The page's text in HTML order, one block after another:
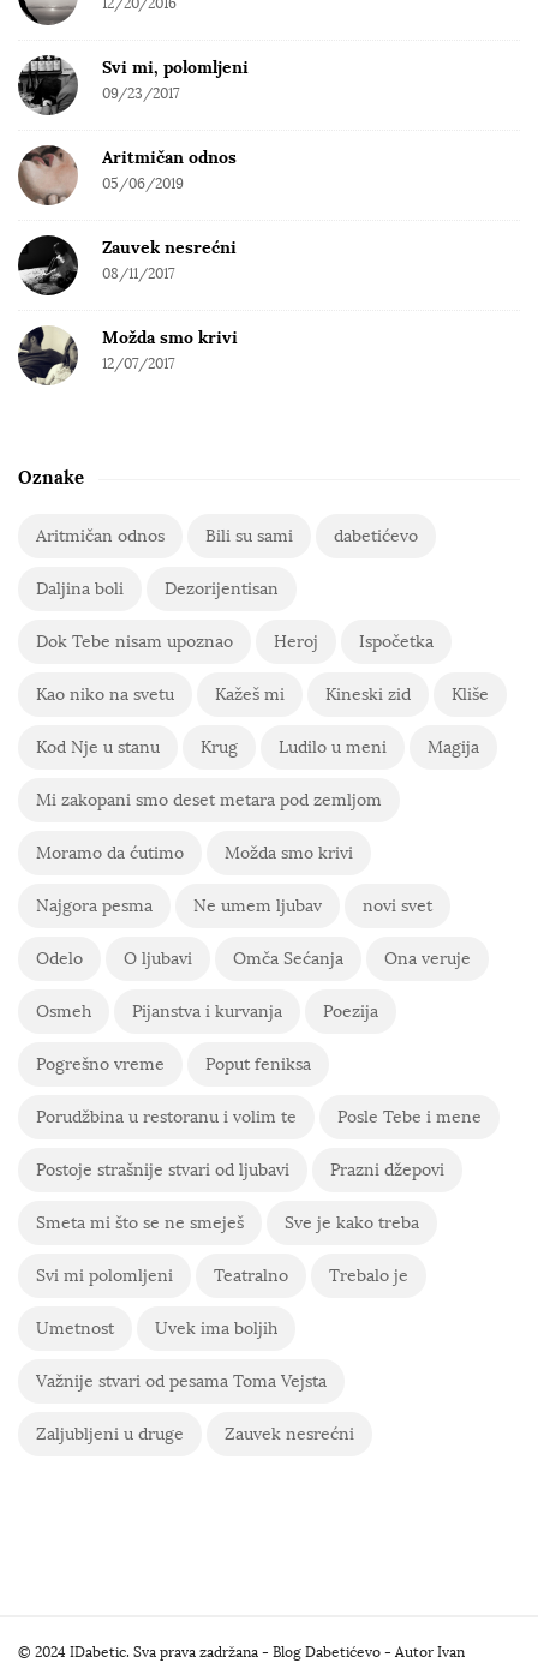
Svi mi, polomljeni
09/23/2017
Aritmičan odnos
05/06/2019
Zauvek nesrećni
08/11/2017
Možda smo krivi
12/07/2017
Oznake
Aritmičan odnos Bili su sami dabetićevo
Daljina boli Dezorijentisan
Dok Tebe nisam upoznao Heroj Ispočetka
Kao niko na svetu Kažeš mi Kineski zid Kliše
Kod Nje u stanu Krug Ludilo u meni Magija
Mi zakopani smo deset metara pod zemljom
Moramo da ćutimo Možda smo krivi
Najgora pesma Ne umem ljubav novi svet
Odelo O ljubavi Omča Sećanja Ona veruje
Osmeh Pijanstva i kurvanja Poezija
Pogrešno vreme Poput feniksa
Porudžbina u restoranu i volim te Posle Tebe i mene
Postoje strašnije stvari od ljubavi Prazni džepovi
Smeta mi što se ne smeješ Sve je kako treba
Svi mi polomljeni Teatralno Trebalo je
Umetnost Uvek ima boljih
Važnije stvari od pesama Toma Vejsta
Zaljubljeni u druge Zauvek nesrećni
© 2024 IDabetic. Sva prava zadržana - Blog Dabetićevo - Autor Ivan